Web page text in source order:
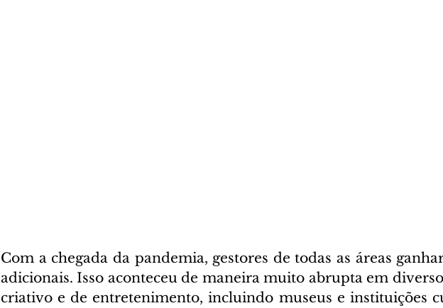
Com a chegada da pandemia, gestores de todas as áreas
adicionais. Isso aconteceu de maneira muito abrupta em
criativo e de entretenimento, incluindo museus e instituições